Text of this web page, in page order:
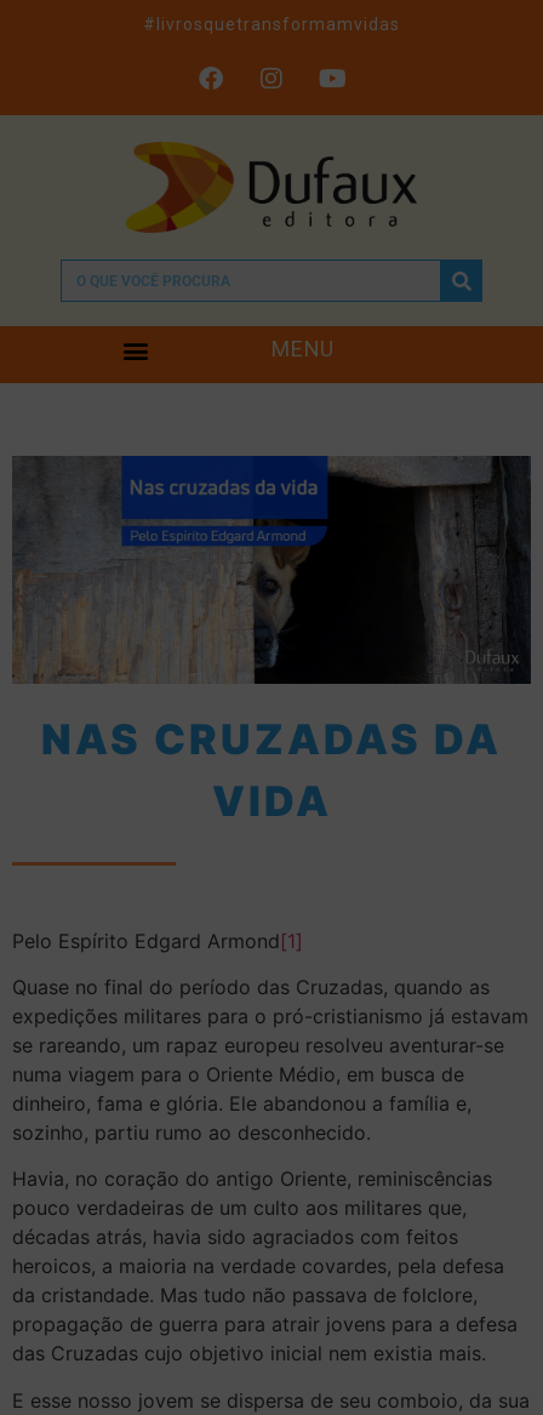
#livrosquetransformamvidas
MENU
NAS CRUZADAS DA
VIDA
Pelo Espírito Edgard Armond[1]
Quase no final do período das Cruzadas, quando as
expedições militares para o pró-cristianismo já estavam
se rareando, um rapaz europeu resolveu aventurar-se
numa viagem para o Oriente Médio, em busca de
dinheiro, fama e glória. Ele abandonou a família e,
sozinho, partiu rumo ao desconhecido.
Havia, no coração do antigo Oriente, reminiscências
pouco verdadeiras de um culto aos militares que,
décadas atrás, havia sido agraciados com feitos
heroicos, a maioria na verdade covardes, pela defesa
da cristandade. Mas tudo não passava de folclore,
propagação de guerra para atrair jovens para a defesa
das Cruzadas cujo objetivo inicial nem existia mais.
E esse nosso jovem se dispersa de seu comboio, da sua